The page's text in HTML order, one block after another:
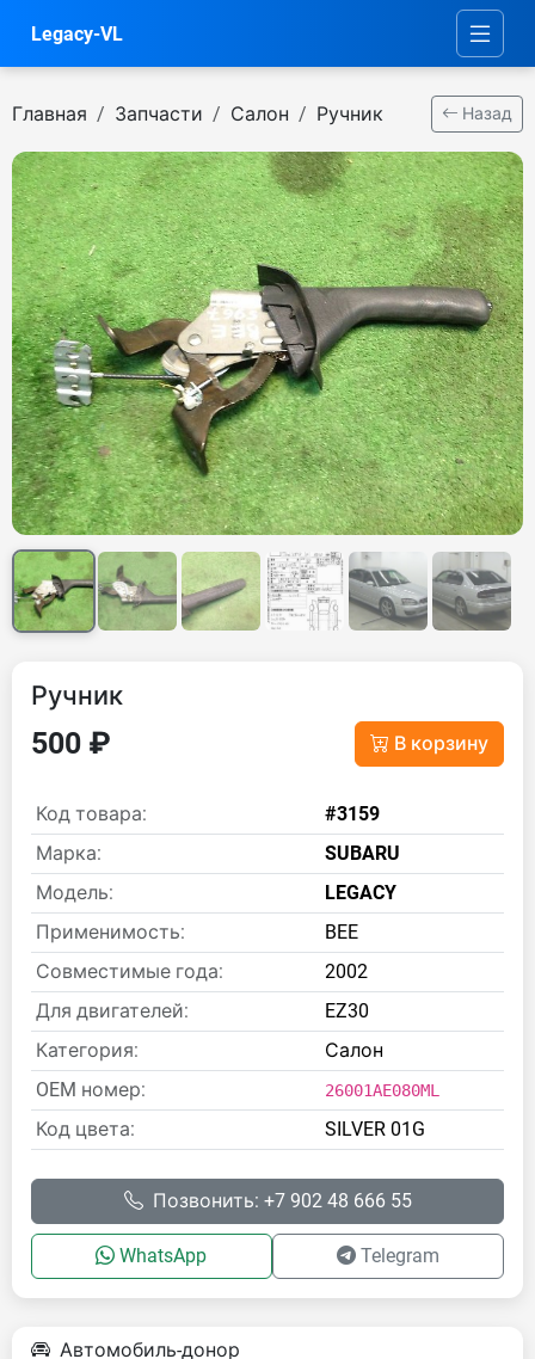
Legacy-VL
Главная Запчасти Салон Ручник Назад
Ручник
500 ₽ В корзину
Код товара:
#3159
Марка:
SUBARU
Модель:
LEGACY
Применимость:
BEE
Совместимые года:
2002
Для двигателей:
EZ30
Категория:
Салон
OEM номер:
26001AE080ML
Код цвета: SILVER 01G
Позвонить: +7 902 48 666 55
WhatsApp Telegram
Автомобиль-донор